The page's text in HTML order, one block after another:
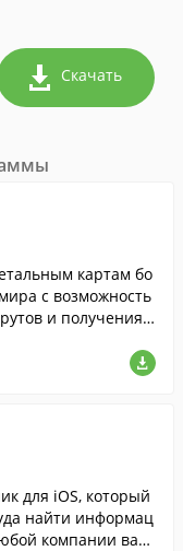
Скачать
картам бо
с возможность
и получения
для iOS, который
найти информац
компании ваш